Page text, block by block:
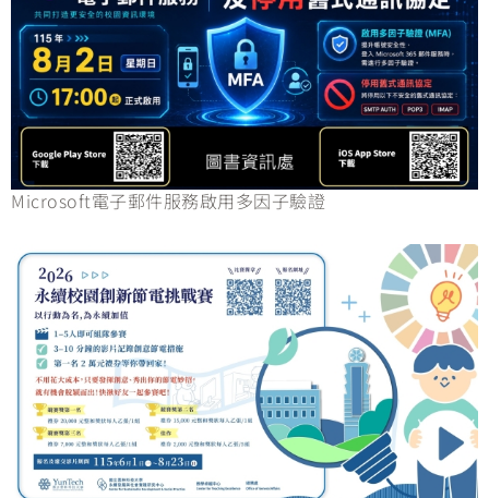
Microsoft電子郵件服務啟用多因子驗證